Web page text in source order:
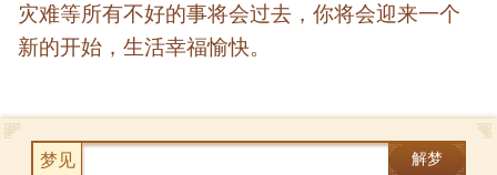
灾难等所有不好的事将会过去，你将会迎来一个
新的开始，生活幸福愉快。
梦见 解梦